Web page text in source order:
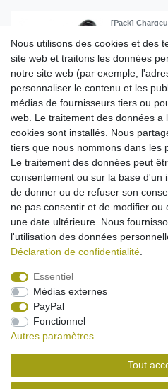
[Pack]
(micro-USB)
13,95 € *
hors
Chargeur
10 - USB-C
15,95 € *
avec TVA
Mentions légales
Conditions générales
Rétracter le contrat
Nous utilisons des cookies et des
site web et traitons les données
notre site web (par exemple,
personnaliser le contenu et les
médias de fournisseurs tiers ou
web. Le traitement des données a
cookies sont installés. Nous
tiers que nous nommons dans les
Le traitement des données peut
consentement ou sur la base d'un
de donner ou de refuser son
ne pas consentir et de modifier ou
une date ultérieure. Nous
l'utilisation des données
Déclaration de confidentialité
Essentiel
Médias externes
PayPal
Fonctionnel
Autres paramètres
Tout